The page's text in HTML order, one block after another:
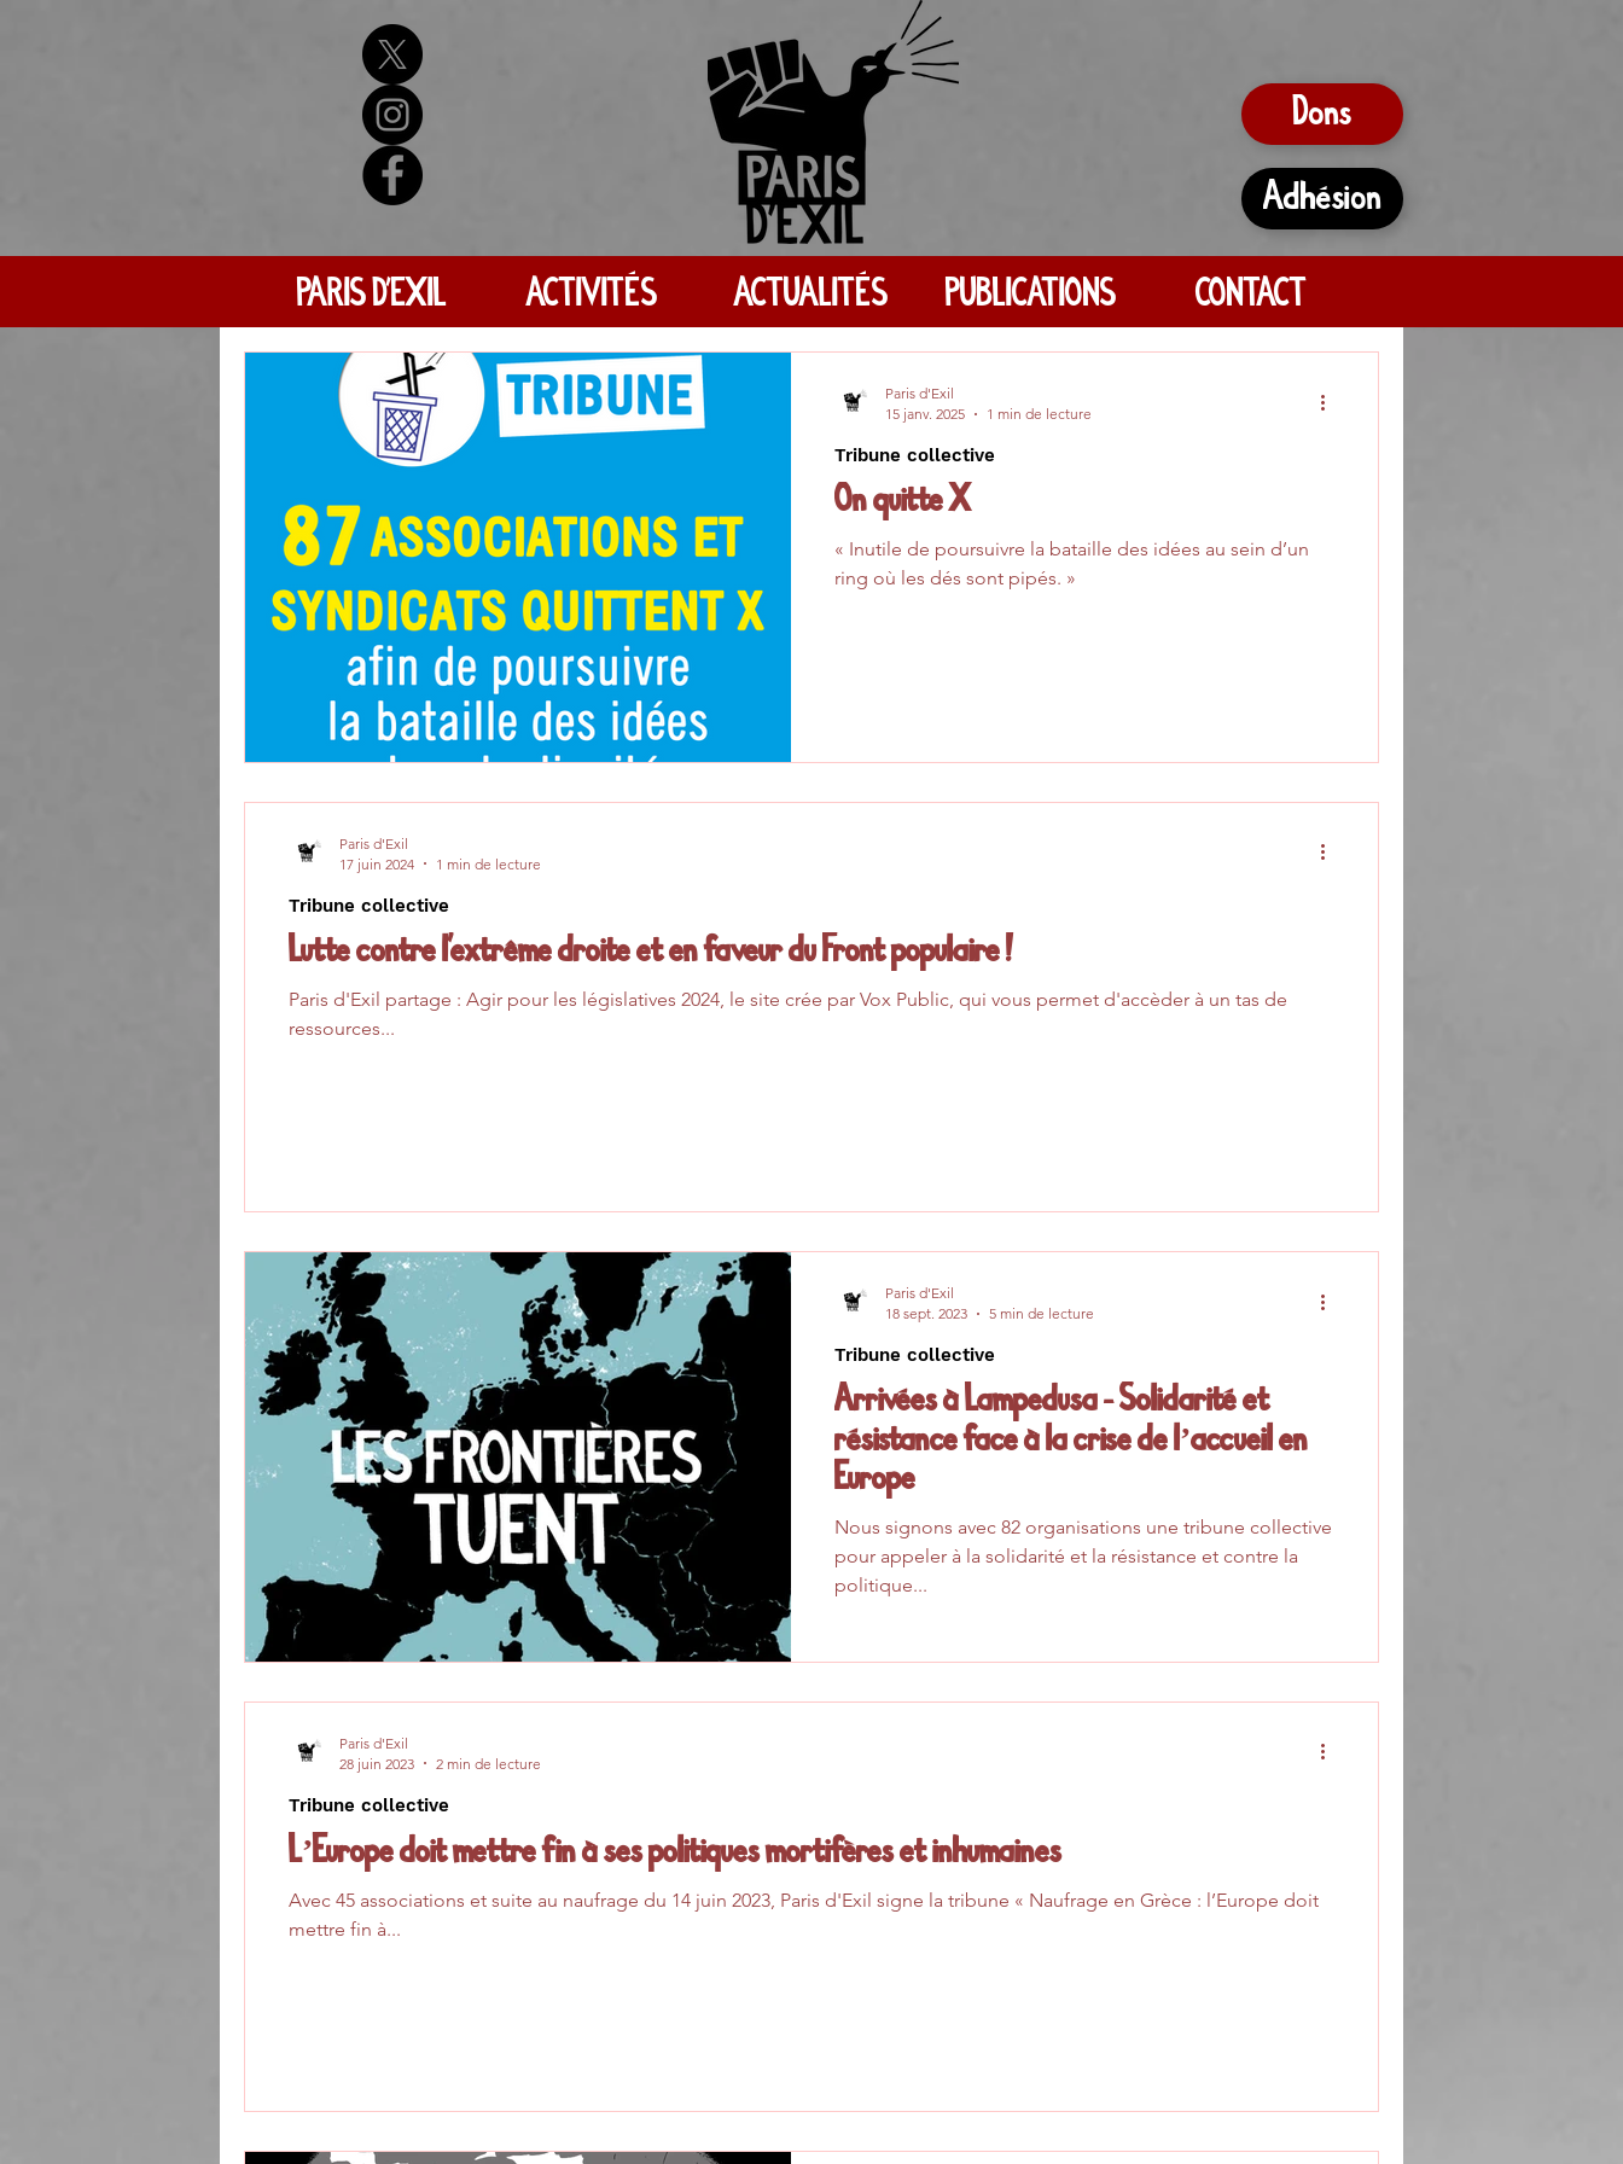
Dons
Adhésion
PARIS D'EXIL ACTIVITÉS ACTUALITÉS PUBLICATIONS CONTACT
On quitte X
« Inutile de poursuivre la bataille des idées au sein d’un
ring où les dés sont pipés. »
Tribune collective
Paris d'Exil
15 janv. 2025
1 min de lecture
Lutte contre l'extrême droite et en faveur du Front populaire !
Paris d'Exil partage : Agir pour les législatives 2024, le site crée par Vox Public, qui vous permet d'accèder à un tas de
ressources...
Tribune collective
Paris d'Exil
17 juin 2024
1 min de lecture
Arrivées à Lampedusa - Solidarité et
résistance face à la crise de l’accueil en
Europe
Nous signons avec 82 organisations une tribune collective
pour appeler à la solidarité et la résistance et contre la
politique...
Tribune collective
Paris d'Exil
18 sept. 2023
5 min de lecture
L’Europe doit mettre fin à ses politiques mortifères et inhumaines
Avec 45 associations et suite au naufrage du 14 juin 2023, Paris d'Exil signe la tribune « Naufrage en Grèce : l’Europe doit
mettre fin à...
Tribune collective
Paris d'Exil
28 juin 2023
2 min de lecture